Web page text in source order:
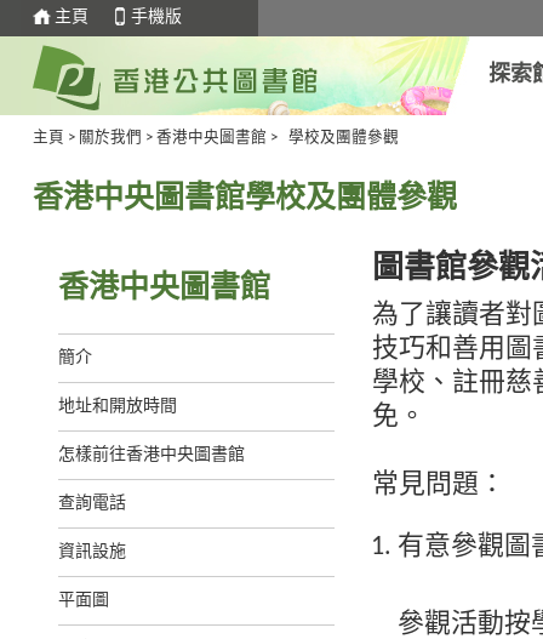
主頁 手機版
探索
主頁 > 關於我們 > 香港中央圖書館 > 學校及團體參觀
香港中央圖書館學校及團體參觀
香港中央圖書館
簡介
地址和開放時間
怎樣前往香港中央圖書館
查詢電話
資訊設施
平面圖
圖書館參觀
為了讓讀者對
技巧和善用圖
學校、註冊慈
免。
常見問題：
有意參觀圖
參觀活動按